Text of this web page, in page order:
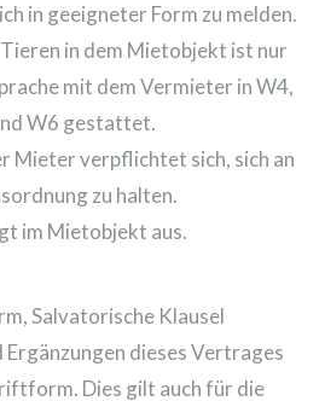
in geeigneter Form zu melden.
in dem Mietobjekt ist nur
mit dem Vermieter in W4,
W6 gestattet.
Mieter verpflichtet sich, sich an
zu halten.
im Mietobjekt aus.
Salvatorische Klausel
Ergänzungen dieses Vertrages
Dies gilt auch für die